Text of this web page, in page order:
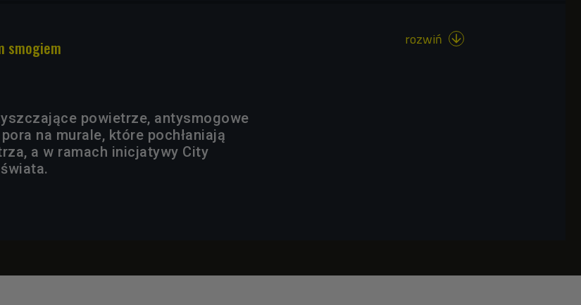
smogiem
powietrze, antysmogowe
na murale, które pochłaniają
a w ramach inicjatywy City
rozwiń 